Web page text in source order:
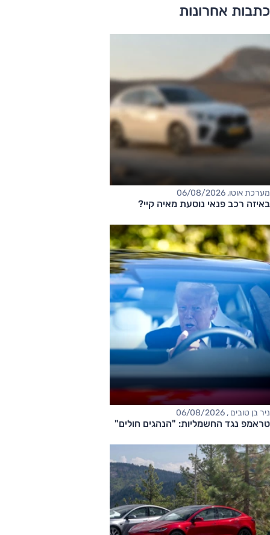
כתבות אחרונות
מערכת אוטו, 06/08/2026
באיזה רכב פנאי נוסעת מאיה קיי?
ניר בן טובים , 06/08/2026
טראמפ נגד החשמליות: "הנהגים חולים"